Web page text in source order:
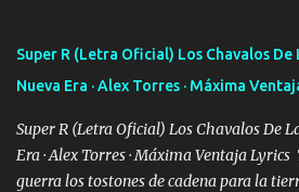
equipo quedó afuera" Letra original de
"Bien al tiro la plebada siempre listos pa
como soy" "El jefe ondeado buena
compadre avestruz hay le va un saludon
en acción" Música "No hace falta ni mi
Super R (Letra Oficial) Los Chavalos De
Nueva Era · Alex Torres · Máxima
Super R (Letra Oficial) Los Chavalos De
Era · Alex Torres · Máxima Ventaja
guerra los tostones de cadena para la